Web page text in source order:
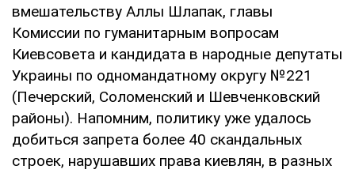
вмешательству Аллы Шлапак, главы
Комиссии по гуманитарным вопросам
Киевсовета и кандидата в народные депутаты
Украины по одномандатному округу №221
(Печерский, Соломенский и Шевченковский
районы). Напомним, политику уже удалось
добиться запрета более 40 скандальных
строек, нарушавших права киевлян, в разных